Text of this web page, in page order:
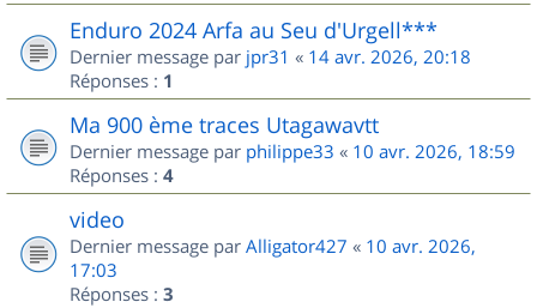
Enduro 2024 Arfa au Seu d'Urgell***
Dernier message par jpr31 « 14 avr. 2026, 20:18
Réponses : 1
Ma 900 ème traces Utagawavtt
Dernier message par philippe33 « 10 avr. 2026, 18:59
Réponses : 4
video
Dernier message par Alligator427 « 10 avr. 2026,
17:03
Réponses : 3